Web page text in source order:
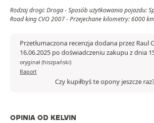
Rodzaj drogi: Droga - Sposób użytkowania pojazdu:
Road king CVO 2007 - Przejechane kilometry: 6000 km
Przetłumaczona recenzja dodana przez Raul
16.06.2025 po doświadczeniu zakupu z dnia
oryginał (hiszpański)
Raport
Czy kupiłbyś te opony jeszcze
OPINIA OD KELVIN